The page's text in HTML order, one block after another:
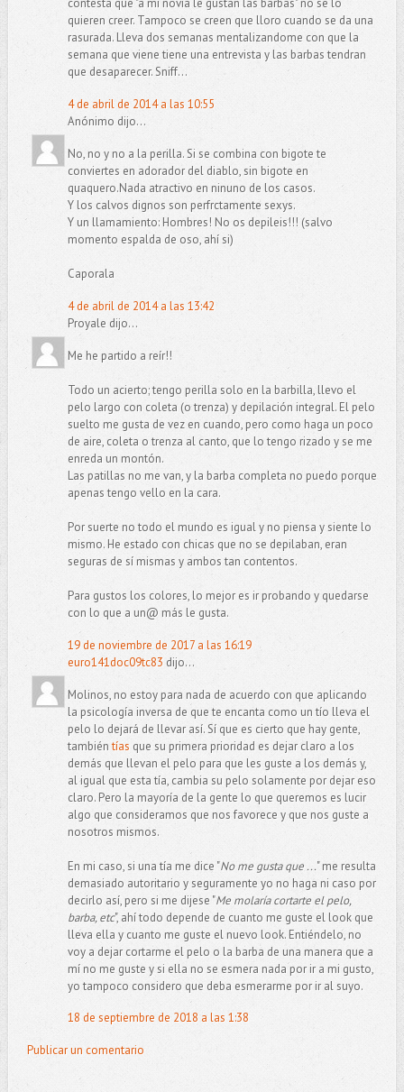
contesta que "a mi novia le gustan las barbas" no se lo
quieren creer. Tampoco se creen que lloro cuando se da una
rasurada. Lleva dos semanas mentalizandome con que la
semana que viene tiene una entrevista y las barbas tendran
que desaparecer. Sniff...
4 de abril de 2014 a las 10:55
Anónimo dijo...
No, no y no a la perilla. Si se combina con bigote te
conviertes en adorador del diablo, sin bigote en
quaquero.Nada atractivo en ninuno de los casos.
Y los calvos dignos son perfrctamente sexys.
Y un llamamiento: Hombres! No os depileis!!! (salvo
momento espalda de oso, ahí si)
Caporala
4 de abril de 2014 a las 13:42
Proyale dijo...
Me he partido a reír!!
Todo un acierto; tengo perilla solo en la barbilla, llevo el
pelo largo con coleta (o trenza) y depilación integral. El pelo
suelto me gusta de vez en cuando, pero como haga un poco
de aire, coleta o trenza al canto, que lo tengo rizado y se me
enreda un montón.
Las patillas no me van, y la barba completa no puedo porque
apenas tengo vello en la cara.
Por suerte no todo el mundo es igual y no piensa y siente lo
mismo. He estado con chicas que no se depilaban, eran
seguras de sí mismas y ambos tan contentos.
Para gustos los colores, lo mejor es ir probando y quedarse
con lo que a un@ más le gusta.
19 de noviembre de 2017 a las 16:19
euro141doc09tc83 dijo...
Molinos, no estoy para nada de acuerdo con que aplicando
la psicología inversa de que te encanta como un tío lleva el
pelo lo dejará de llevar así. Sí que es cierto que hay gente,
tambiéntías que su primera prioridad es dejar claro a los
demás que llevan el pelo para que les guste a los demás y,
al igual que esta tía, cambia su pelo solamente por dejar eso
claro. Pero la mayoría de la gente lo que queremos es lucir
algo que consideramos que nos favorece y que nos guste a
nosotros mismos.
En mi caso, si una tía me dice "No me gusta que ..." me resulta
demasiado autoritario y seguramente yo no haga ni caso por
decirlo así, pero si me dijese "Me molaría cortarte el pelo,
barba, etc", ahí todo depende de cuanto me guste el look que
lleva ella y cuanto me guste el nuevo look. Entiéndelo, no
voy a dejar cortarme el pelo o la barba de una manera que a
mí no me guste y si ella no se esmera nada por ir a mi gusto,
yo tampoco considero que deba esmerarme por ir al suyo.
18 de septiembre de 2018 a las 1:38
Publicar un comentario